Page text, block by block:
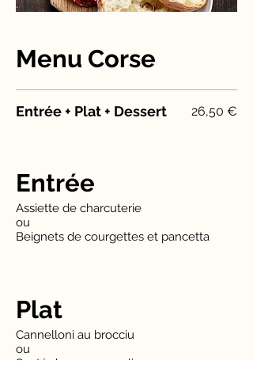
Menu Corse
Entrée + Plat + Dessert 26,50 €
Entrée
Assiette de charcuterie
ou
Beignets de courgettes et pancetta
Plat
Cannelloni au brocciu
ou
Sauté de veau aux olives